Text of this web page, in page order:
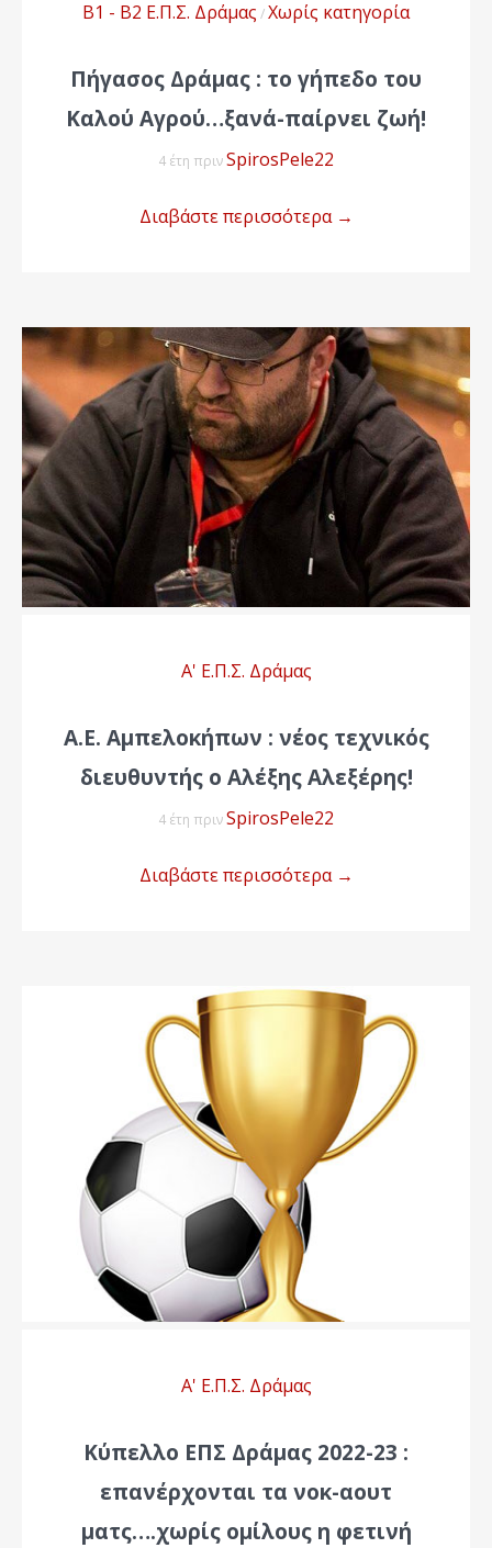
Β1 - Β2 Ε.Π.Σ. Δράμας /Χωρίς κατηγορία
Πήγασος Δράμας : το γήπεδο του
Καλού Αγρού…ξανά-παίρνει ζωή!
4 έτη πρινSpirosPele22
Διαβάστε περισσότερα →
Α' Ε.Π.Σ. Δράμας
Α.Ε. Αμπελοκήπων : νέος τεχνικός
διευθυντής ο Αλέξης Αλεξέρης!
4 έτη πρινSpirosPele22
Διαβάστε περισσότερα →
Α' Ε.Π.Σ. Δράμας
Κύπελλο ΕΠΣ Δράμας 2022-23 :
επανέρχονται τα νοκ-αουτ
ματς….χωρίς ομίλους η φετινή